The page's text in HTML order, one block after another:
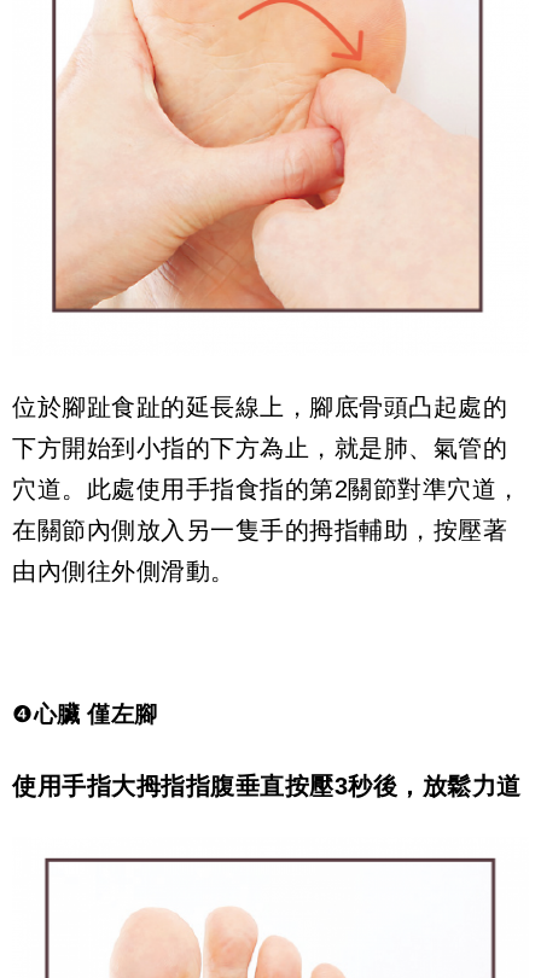
位於腳趾食趾的延長線上，腳底骨頭凸起處的
下方開始到小指的下方為止，就是肺、氣管的
穴道。此處使用手指食指的第2關節對準穴道，
在關節內側放入另一隻手的拇指輔助，按壓著
由內側往外側滑動。
❹心臟 僅左腳
使用手指大拇指指腹垂直按壓3秒後，放鬆力道